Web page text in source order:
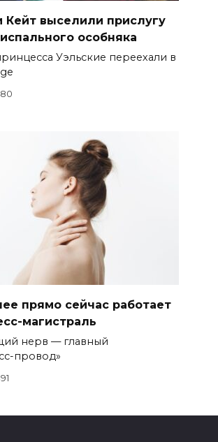
Кейт выселили прислугу
особняка
Уэльские переехали в
прямо сейчас работает
магистраль
нерв — главный
провод»